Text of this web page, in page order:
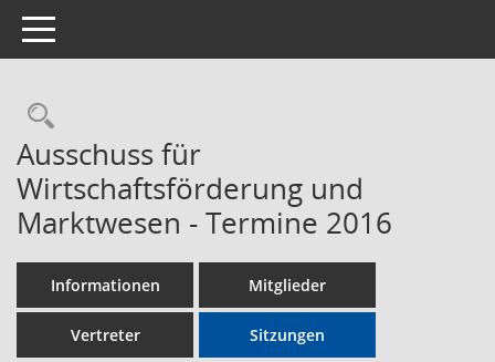
Toggle navigation
Rechercheauswahl
Ausschuss für
Wirtschaftsförderung und
Marktwesen - Termine 2016
Informationen Mitglieder
Vertreter Sitzungen